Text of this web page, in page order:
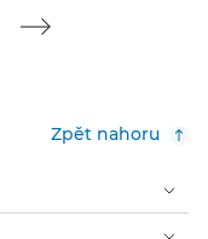
Zpět nahoru